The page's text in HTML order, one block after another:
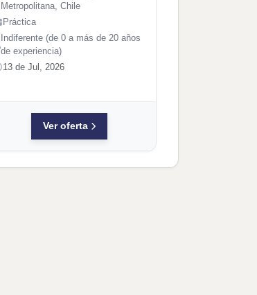
Metropolitana, Chile
Práctica
Indiferente (de 0 a más de 20 años
de experiencia)
13 de Jul, 2026
Ver oferta